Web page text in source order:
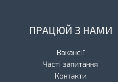
ПРАЦЮЙ З НАМИ
Вакансії
Часті запитання
Контакти